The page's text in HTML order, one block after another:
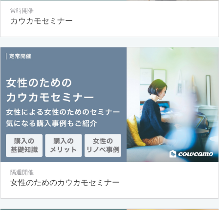
常時開催
カウカモセミナー
隔週開催
女性のためのカウカモセミナー